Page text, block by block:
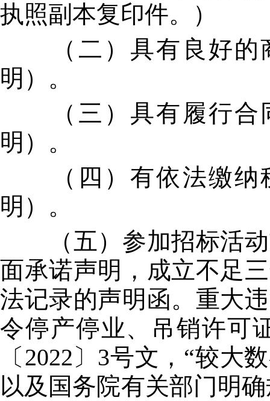
执照副本复印件。）
（二）具有良好的商
明）。
（三）具有履行合同
明）。
（四）有依法缴纳税
明）。
（五）参加招标活动
面承诺声明，成立不足
法记录的声明函。重大
令停产停业、吊销许可
〔2022〕3号文，“较大
以及国务院有关部门明